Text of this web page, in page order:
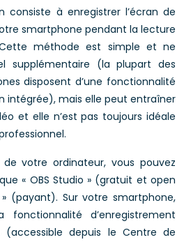
consiste à enregistrer l’écran de
smartphone pendant la lecture
méthode est simple et ne
supplémentaire (la plupart des
disposent d’une fonctionnalité
intégrée), mais elle peut entraîner
et elle n’est pas toujours idéale
de votre ordinateur, vous pouvez
« OBS Studio » (gratuit et open
(payant). Sur votre smartphone,
d’enregistrement
(accessible depuis le Centre de